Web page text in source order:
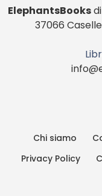
ElephantsBooks
37066
Chi siamo
Privacy Policy